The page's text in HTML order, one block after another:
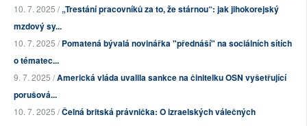
10. 7. 2025 /„Trestání pracovníků za to, že stárnou“: jak jihokorejský
mzdový sy...
10. 7. 2025 /Pomatená bývalá novinářka "přednáší" na sociálních sítích
o tématec...
9. 7. 2025 /Americká vláda uvalila sankce na činitelku OSN vyšetřující
porušová...
10. 7. 2025 /Čelná britská právnička: O izraelských válečných